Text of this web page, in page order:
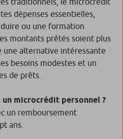
dépenses essentielles,
ou une formation
montants prêtés soient plus
alternative intéressante
besoins modestes et un
de prêts.
microcrédit personnel ?
un remboursement
ans.